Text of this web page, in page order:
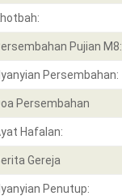
Pujian M8:
Persembahan:
Persembahan
Hafalan:
Gereja
Penutup: